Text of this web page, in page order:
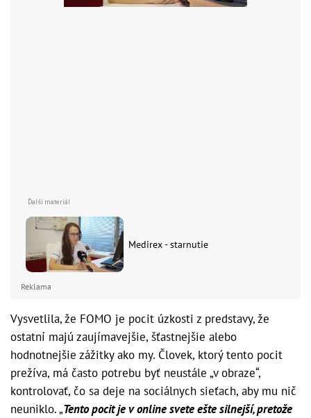
Medirex - starnutie
Reklama
Vysvetlila, že FOMO je pocit úzkosti z predstavy, že
ostatní majú zaujímavejšie, šťastnejšie alebo
hodnotnejšie zážitky ako my. Človek, ktorý tento pocit
prežíva, má často potrebu byť neustále „v obraze“,
kontrolovať, čo sa deje na sociálnych sieťach, aby mu nič
neuniklo. „Tento pocit je v online svete ešte silnejší, pretože